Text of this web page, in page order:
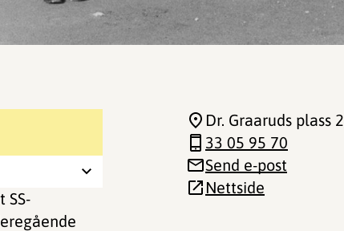
SS-
Dr. Graaruds plass 2
33 05 95 70
Send e-post
Nettside